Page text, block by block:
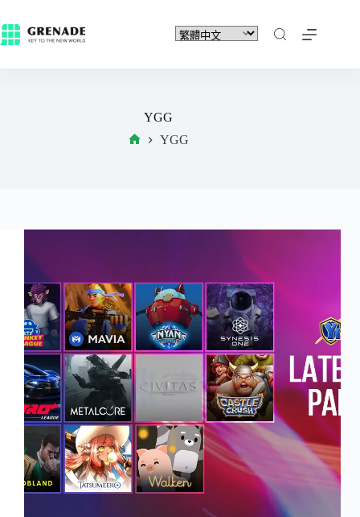
YGG
YGG